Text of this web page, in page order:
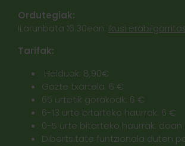
Ordutegiak:
ILarunbata 16:30ean. Ikusi
Tarifak:
Helduak: 8,90€
Gazte txartela: 6 €
65 urtetik gorakoak: 6 €
6-13 urte bitarteko haurrak: 6 €
0-5 urte bitarteko haurrak: doan
Dibertsitate funtzionala duten